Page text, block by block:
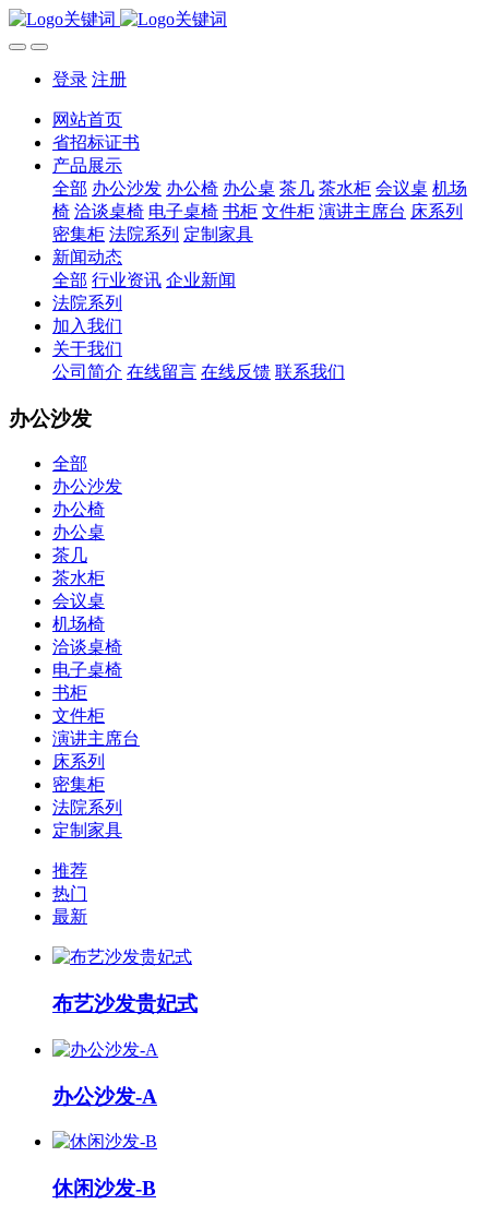
登录 注册
网站首页
省招标证书
产品展示
全部 办公沙发 办公椅 办公桌 茶几 茶水柜 会议桌 机场
椅 洽谈桌椅 电子桌椅 书柜 文件柜 演讲主席台 床系列
密集柜 法院系列 定制家具
新闻动态
全部 行业资讯 企业新闻
法院系列
加入我们
关于我们
公司简介 在线留言 在线反馈 联系我们
办公沙发
全部
办公沙发
办公椅
办公桌
茶几
茶水柜
会议桌
机场椅
洽谈桌椅
电子桌椅
书柜
文件柜
演讲主席台
床系列
密集柜
法院系列
定制家具
推荐
热门
最新
布艺沙发贵妃式
办公沙发-A
休闲沙发-B